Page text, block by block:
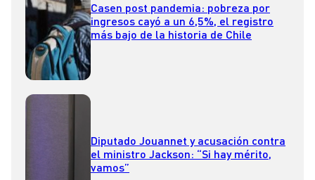
Casen post pandemia: pobreza por
ingresos cayó a un 6,5%, el registro
más bajo de la historia de Chile
Diputado Jouannet y acusación contra
el ministro Jackson: “Si hay mérito,
vamos”